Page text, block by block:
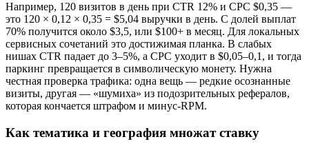
Например, 120 визитов в день при CTR 12% и CPC $0,35 —
это 120 × 0,12 × 0,35 = $5,04 выручки в день. С долей выплат
70% получится около $3,5, или $100+ в месяц. Для локальных
сервисных сочетаний это достижимая планка. В слабых
нишах CTR падает до 3–5%, а CPC уходит в $0,05–0,1, и тогда
паркинг превращается в символическую монету. Нужна
честная проверка трафика: одна вещь — редкие осознанные
визиты, другая — «шумиха» из подозрительных рефералов,
которая кончается штрафом и минус‑RPM.
Как тематика и география множат ставку